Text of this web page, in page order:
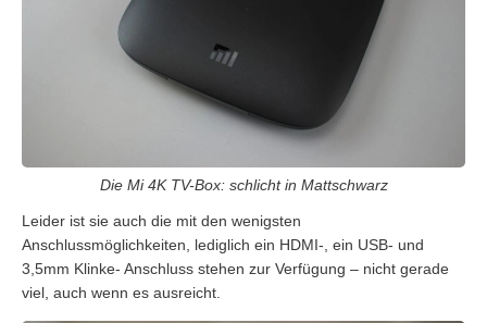
Die Mi 4K TV-Box: schlicht in Mattschwarz
Leider ist sie auch die mit den wenigsten
Anschlussmöglichkeiten, lediglich ein HDMI-, ein USB- und
3,5mm Klinke- Anschluss stehen zur Verfügung – nicht gerade
viel, auch wenn es ausreicht.